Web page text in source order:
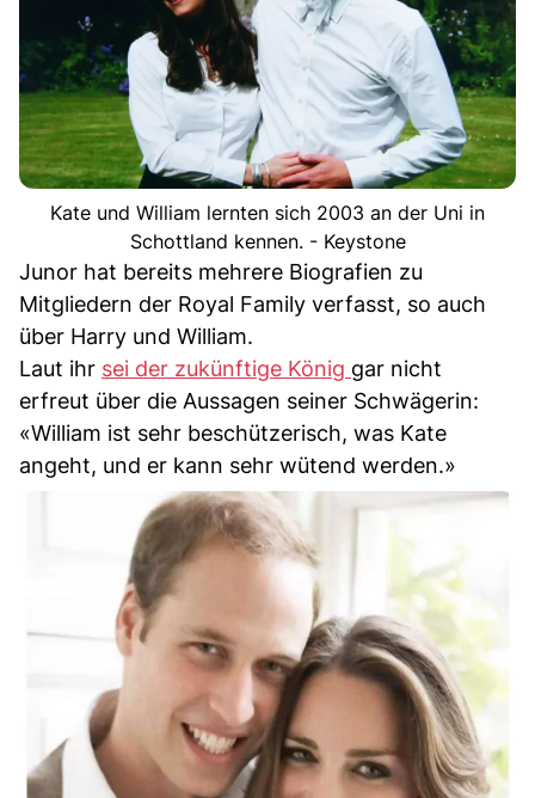
Kate und William lernten sich 2003 an der Uni in
Schottland kennen. - Keystone
Junor hat bereits mehrere Biografien zu
Mitgliedern der Royal Family verfasst, so auch
über Harry und William.
Laut ihr sei der zukünftige König gar nicht
erfreut über die Aussagen seiner Schwägerin:
«William ist sehr beschützerisch, was Kate
angeht, und er kann sehr wütend werden.»